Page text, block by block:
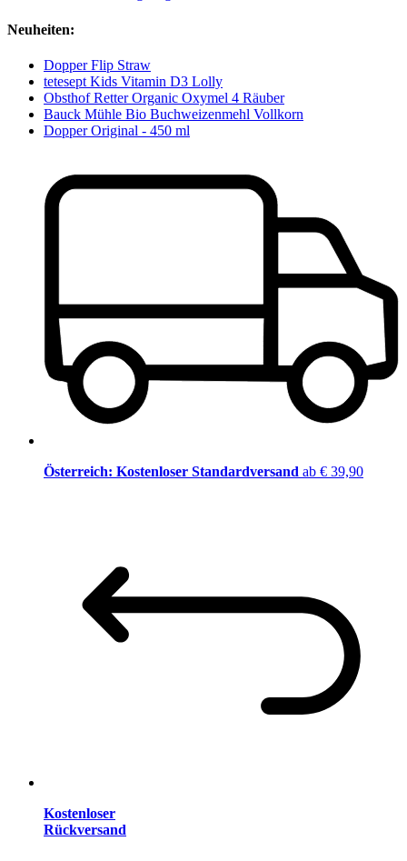
Neuheiten:
Dopper Flip Straw
tetesept Kids Vitamin D3 Lolly
Obsthof Retter Organic Oxymel 4 Räuber
Bauck Mühle Bio Buchweizenmehl Vollkorn
Dopper Original - 450 ml
Österreich: Kostenloser Standardversand ab € 39,90
Kostenloser
Rückversand